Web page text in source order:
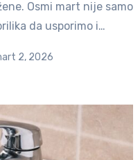
Osmi mart nije samo
da usporimo i…
2, 2026